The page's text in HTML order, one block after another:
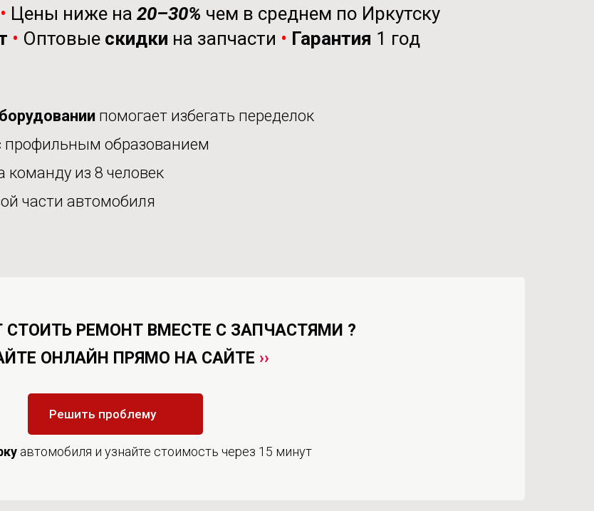
• Цены ниже на 20–30% чем в среднем по Иркутску
• Оптовые скидки на запчасти • Гарантия 1 год
помогает избегать переделок
профильным образованием
команду из 8 человек
части автомобиля
СТОИТЬ РЕМОНТ ВМЕСТЕ С ЗАПЧАСТЯМИ ?
ОНЛАЙН ПРЯМО НА САЙТЕ ››
Решить проблему
автомобиля и узнайте стоимость через 15 минут